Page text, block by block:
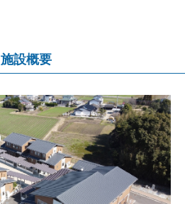
施設概要